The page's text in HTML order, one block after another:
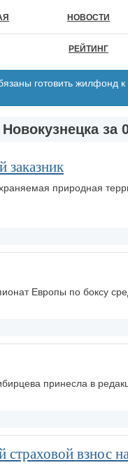
НОВОСТИ
РЕЙТИНГ
готовить жилфонд к
за
заказник
природная
Европы по боксу
принесла в
взнос